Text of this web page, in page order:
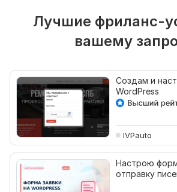
Лучшие фриланс-
вашему
Создам и
WordPress
IVPauto
Настрою
отправку